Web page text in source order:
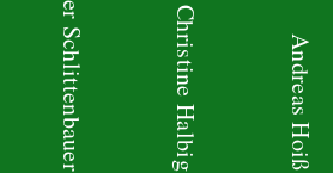
Peter Schlittenbauer Christine Halbig Andreas Hoiß